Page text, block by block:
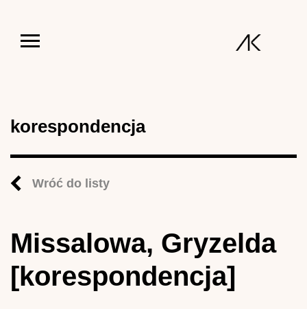
korespondencja
Wróć do listy
Missalowa, Gryzelda
[korespondencja]